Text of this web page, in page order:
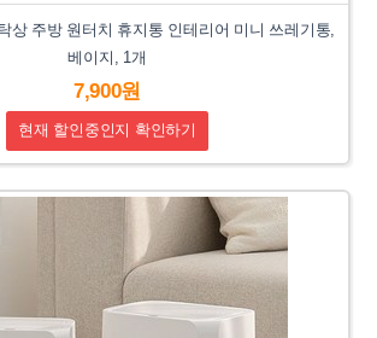
상 주방 원터치 휴지통 인테리어 미니 쓰레기통,
베이지, 1개
7,900원
현재 할인중인지 확인하기